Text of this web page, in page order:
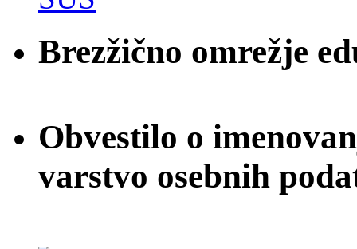
Brezžično omrežje
Obvestilo o
varstvo osebnih